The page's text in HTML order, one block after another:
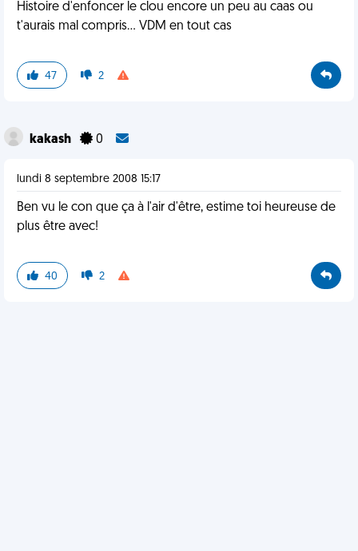
Histoire d'enfoncer le clou encore un peu au caas ou
t'aurais mal compris... VDM en tout cas
47 2
kakash 0
lundi 8 septembre 2008 15:17
Ben vu le con que ça à l'air d'être, estime toi heureuse de
plus être avec!
40 2